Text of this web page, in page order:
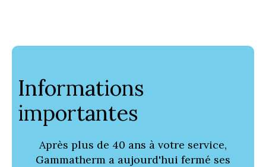
Informations
importantes
Après plus de 40 ans à votre service,
Gammatherm a aujourd'hui fermé ses